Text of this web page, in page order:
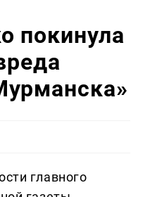
покинула
главного